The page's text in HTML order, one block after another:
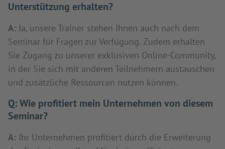
Unterstützung erhalten?
A: Ja, unsere Trainer stehen Ihnen auch nach dem
Seminar für Fragen zur Verfügung. Zudem erhalten
Sie Zugang zu unserer exklusiven Online-Community,
in der Sie sich mit anderen Teilnehmern austauschen
und zusätzliche Ressourcen nutzen können.
Q:Wie profitiert mein Unternehmen von diesem
Seminar?
A: Ihr Unternehmen profitiert durch die Erweiterung